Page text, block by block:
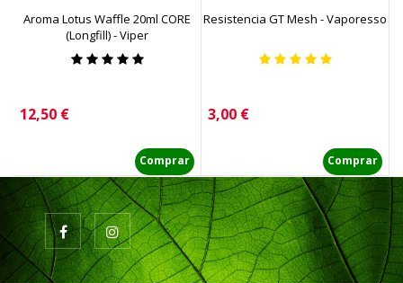
Aroma Lotus Waffle 20ml CORE
(Longfill) - Viper
Precio
12,50 €
Comprar
Resistencia GT Mesh - Vaporesso
Precio
3,00 €
Comprar